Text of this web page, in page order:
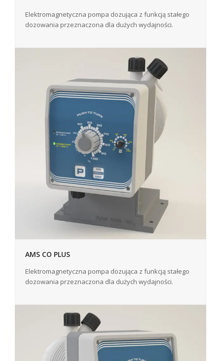
Elektromagnetyczna pompa dozująca z funkcją stałego
dozowania przeznaczona dla dużych wydajności.
AMS CO PLUS
Elektromagnetyczna pompa dozująca z funkcją stałego
dozowania przeznaczona dla dużych wydajności.